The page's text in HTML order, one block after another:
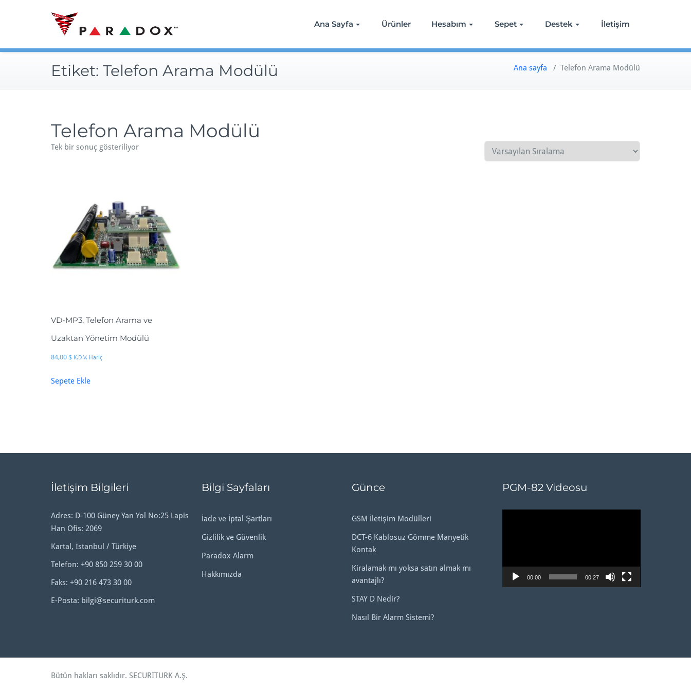
Ana Sayfa Ürünler Hesabım Sepet Destek İletişim
Etiket: Telefon Arama Modülü Ana sayfa / Telefon Arama Modülü
Telefon Arama Modülü
Tek bir sonuç gösteriliyor
VD-MP3, Telefon Arama ve
Uzaktan Yönetim Modülü
84,00 $ K.D.V. Hariç
Sepete Ekle
İletişim Bilgileri
Adres: D-100 Güney Yan Yol No:25 Lapis
Han Ofis: 2069
Kartal, İstanbul / Türkiye
Telefon: +90 850 259 30 00
Faks: +90 216 473 30 00
E-Posta: bilgi@securiturk.com
Bilgi Sayfaları
İade ve İptal Şartları
Gizlilik ve Güvenlik
Paradox Alarm
Hakkımızda
Günce
GSM İletişim Modülleri
DCT-6 Kablosuz Gömme Manyetik
Kontak
Kiralamak mı yoksa satın almak mı
avantajlı?
STAY D Nedir?
Nasıl Bir Alarm Sistemi?
PGM-82 Videosu
00:00 00:27
Bütün hakları saklıdır. SECURITURK A.Ş.